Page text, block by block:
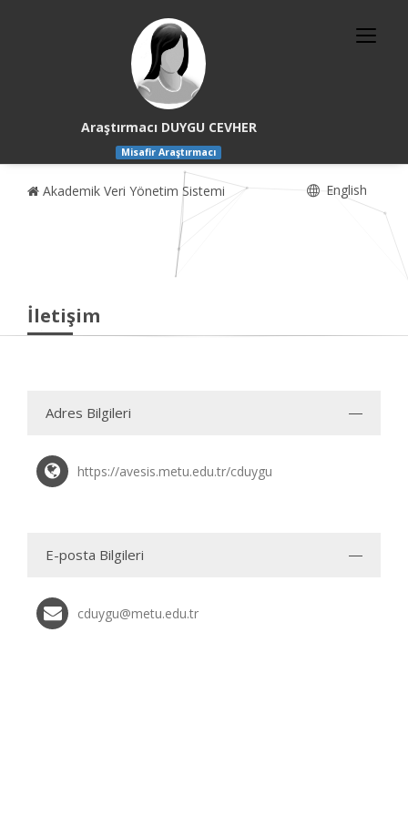
Araştırmacı DUYGU CEVHER
Misafir Araştırmacı
Akademik Veri Yönetim Sistemi English
İletişim
Adres Bilgileri
https://avesis.metu.edu.tr/cduygu
E-posta Bilgileri
cduygu@metu.edu.tr